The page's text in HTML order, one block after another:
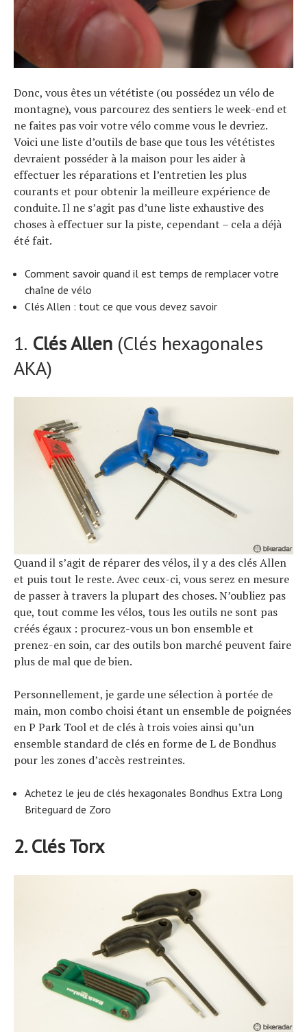
Donc, vous êtes un vététiste (ou possédez un vélo de
montagne), vous parcourez des sentiers le week-end et
ne faites pas voir votre vélo comme vous le devriez.
Voici une liste d’outils de base que tous les vététistes
devraient posséder à la maison pour les aider à
effectuer les réparations et l’entretien les plus
courants et pour obtenir la meilleure expérience de
conduite. Il ne s’agit pas d’une liste exhaustive des
choses à effectuer sur la piste, cependant – cela a déjà
été fait.
Comment savoir quand il est temps de remplacer votre
chaîne de vélo
Clés Allen : tout ce que vous devez savoir
1. Clés Allen (Clés hexagonales
AKA)
Quand il s’agit de réparer des vélos, il y a des clés Allen
et puis tout le reste. Avec ceux-ci, vous serez en mesure
de passer à travers la plupart des choses. N’oubliez pas
que, tout comme les vélos, tous les outils ne sont pas
créés égaux : procurez-vous un bon ensemble et
prenez-en soin, car des outils bon marché peuvent faire
plus de mal que de bien.
Personnellement, je garde une sélection à portée de
main, mon combo choisi étant un ensemble de poignées
en P Park Tool et de clés à trois voies ainsi qu’un
ensemble standard de clés en forme de L de Bondhus
pour les zones d’accès restreintes.
Achetez le jeu de clés hexagonales Bondhus Extra Long
Briteguard de Zoro
2. Clés Torx